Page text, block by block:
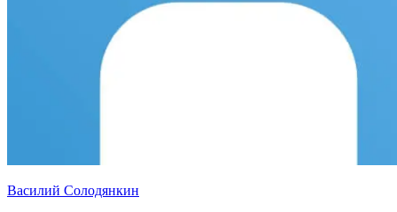
Василий Солодянкин